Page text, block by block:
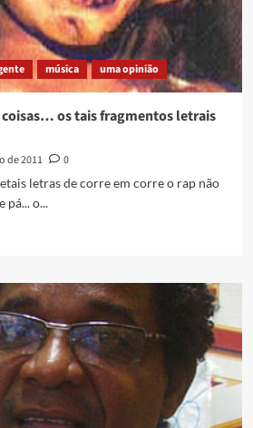
música uma opinião
os tais fragmentos letrais
de 2011
0
letras de corre em corre o rap não
pá... o...